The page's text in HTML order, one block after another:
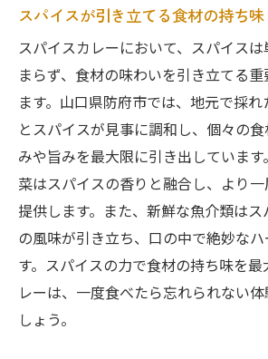
スパイスが引き立てる食材の持ち味
スパイスカレーにおいて、スパイス
まらず、食材の味わいを引き立てる
ます。山口県防府市では、地元で採
とスパイスが見事に調和し、個々の
みや旨みを最大限に引き出していま
菜はスパイスの香りと融合し、より
提供します。また、新鮮な魚介類は
の風味が引き立ち、口の中で絶妙な
す。スパイスの力で食材の持ち味を
レーは、一度食べたら忘れられない
しょう。